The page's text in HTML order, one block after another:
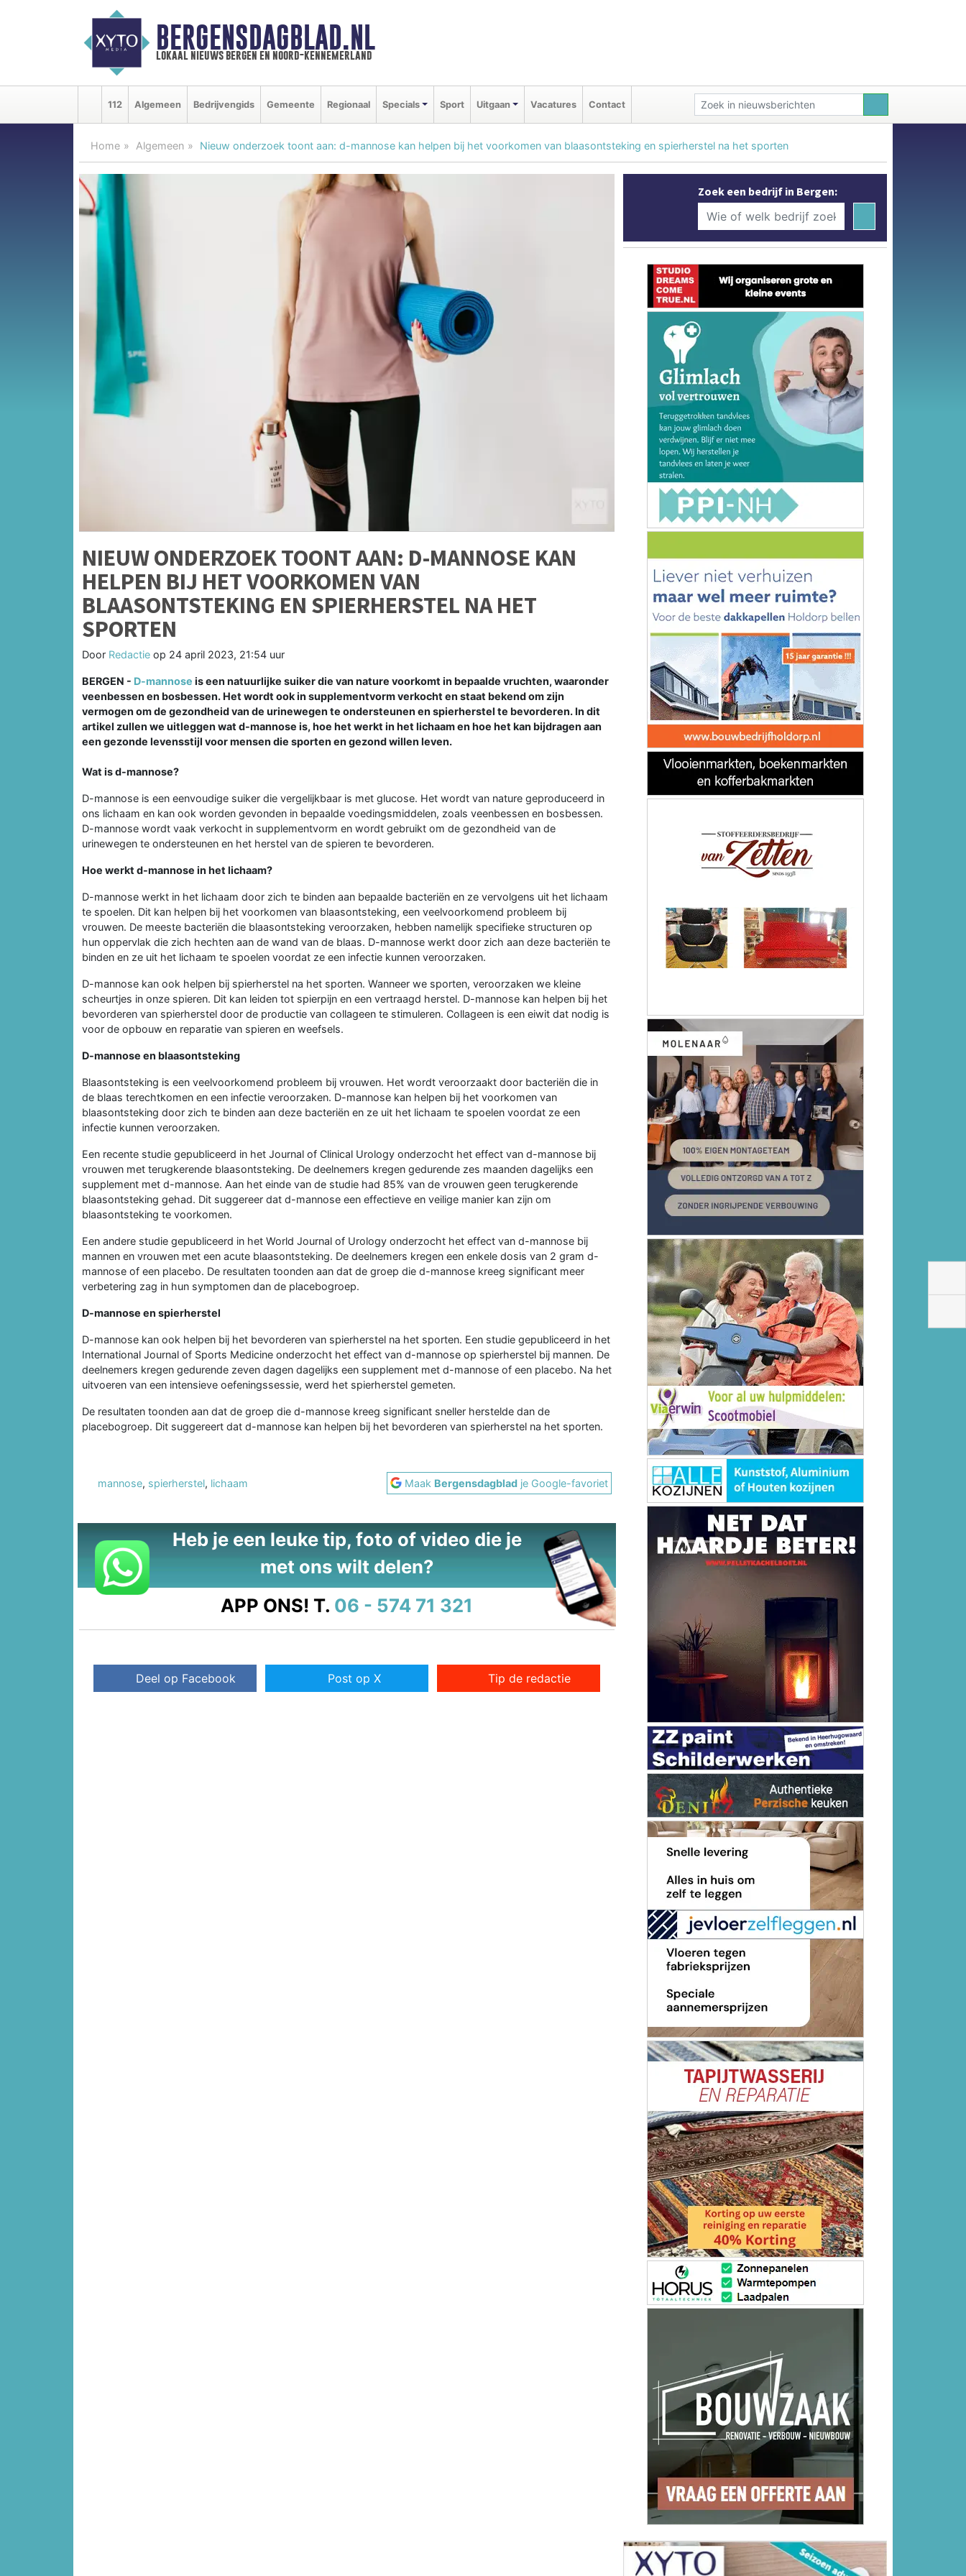
BERGENSDAGBLAD.NL
lokaal nieuws bergen en noord-kennemerland
112 Algemeen Bedrijvengids Gemeente Regionaal Specials Sport Uitgaan Vacatures Contact
Home Algemeen Nieuw onderzoek toont aan: d-mannose kan helpen bij het voorkomen van blaasontsteking en spierherstel na het sporten
NIEUW ONDERZOEK TOONT AAN: D-MANNOSE KAN
HELPEN BIJ HET VOORKOMEN VAN
BLAASONTSTEKING EN SPIERHERSTEL NA HET
SPORTEN
Door Redactie op 24 april 2023, 21:54 uur
BERGEN - D-mannose is een natuurlijke suiker die van nature voorkomt in bepaalde vruchten, waaronder
veenbessen en bosbessen. Het wordt ook in supplementvorm verkocht en staat bekend om zijn
vermogen om de gezondheid van de urinewegen te ondersteunen en spierherstel te bevorderen. In dit
artikel zullen we uitleggen wat d-mannose is, hoe het werkt in het lichaam en hoe het kan bijdragen aan
een gezonde levensstijl voor mensen die sporten en gezond willen leven.
Wat is d-mannose?
D-mannose is een eenvoudige suiker die vergelijkbaar is met glucose. Het wordt van nature geproduceerd in
ons lichaam en kan ook worden gevonden in bepaalde voedingsmiddelen, zoals veenbessen en bosbessen.
D-mannose wordt vaak verkocht in supplementvorm en wordt gebruikt om de gezondheid van de
urinewegen te ondersteunen en het herstel van de spieren te bevorderen.
Hoe werkt d-mannose in het lichaam?
D-mannose werkt in het lichaam door zich te binden aan bepaalde bacteriën en ze vervolgens uit het lichaam
te spoelen. Dit kan helpen bij het voorkomen van blaasontsteking, een veelvoorkomend probleem bij
vrouwen. De meeste bacteriën die blaasontsteking veroorzaken, hebben namelijk specifieke structuren op
hun oppervlak die zich hechten aan de wand van de blaas. D-mannose werkt door zich aan deze bacteriën te
binden en ze uit het lichaam te spoelen voordat ze een infectie kunnen veroorzaken.
D-mannose kan ook helpen bij spierherstel na het sporten. Wanneer we sporten, veroorzaken we kleine
scheurtjes in onze spieren. Dit kan leiden tot spierpijn en een vertraagd herstel. D-mannose kan helpen bij het
bevorderen van spierherstel door de productie van collageen te stimuleren. Collageen is een eiwit dat nodig is
voor de opbouw en reparatie van spieren en weefsels.
D-mannose en blaasontsteking
Blaasontsteking is een veelvoorkomend probleem bij vrouwen. Het wordt veroorzaakt door bacteriën die in
de blaas terechtkomen en een infectie veroorzaken. D-mannose kan helpen bij het voorkomen van
blaasontsteking door zich te binden aan deze bacteriën en ze uit het lichaam te spoelen voordat ze een
infectie kunnen veroorzaken.
Een recente studie gepubliceerd in het Journal of Clinical Urology onderzocht het effect van d-mannose bij
vrouwen met terugkerende blaasontsteking. De deelnemers kregen gedurende zes maanden dagelijks een
supplement met d-mannose. Aan het einde van de studie had 85% van de vrouwen geen terugkerende
blaasontsteking gehad. Dit suggereer dat d-mannose een effectieve en veilige manier kan zijn om
blaasontsteking te voorkomen.
Een andere studie gepubliceerd in het World Journal of Urology onderzocht het effect van d-mannose bij
mannen en vrouwen met een acute blaasontsteking. De deelnemers kregen een enkele dosis van 2 gram d-
mannose of een placebo. De resultaten toonden aan dat de groep die d-mannose kreeg significant meer
verbetering zag in hun symptomen dan de placebogroep.
D-mannose en spierherstel
D-mannose kan ook helpen bij het bevorderen van spierherstel na het sporten. Een studie gepubliceerd in het
International Journal of Sports Medicine onderzocht het effect van d-mannose op spierherstel bij mannen. De
deelnemers kregen gedurende zeven dagen dagelijks een supplement met d-mannose of een placebo. Na het
uitvoeren van een intensieve oefeningssessie, werd het spierherstel gemeten.
De resultaten toonden aan dat de groep die d-mannose kreeg significant sneller herstelde dan de
placebogroep. Dit suggereert dat d-mannose kan helpen bij het bevorderen van spierherstel na het sporten.
mannose, spierherstel, lichaam Maak Bergensdagblad je Google-favoriet
Heb je een leuke tip, foto of video die je
met ons wilt delen?
APP ONS! T. 06 - 574 71 321
Deel op Facebook Post op X Tip de redactie
Zoek een bedrijf in Bergen: